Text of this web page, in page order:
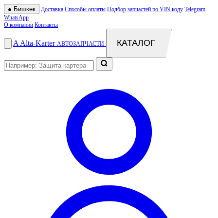
● Бишкек Доставка Способы оплаты Подбор запчастей по VIN коду Telegram
WhatsApp
О компании Контакты
A Alta-Karter АВТОЗАПЧАСТИ КАТАЛОГ